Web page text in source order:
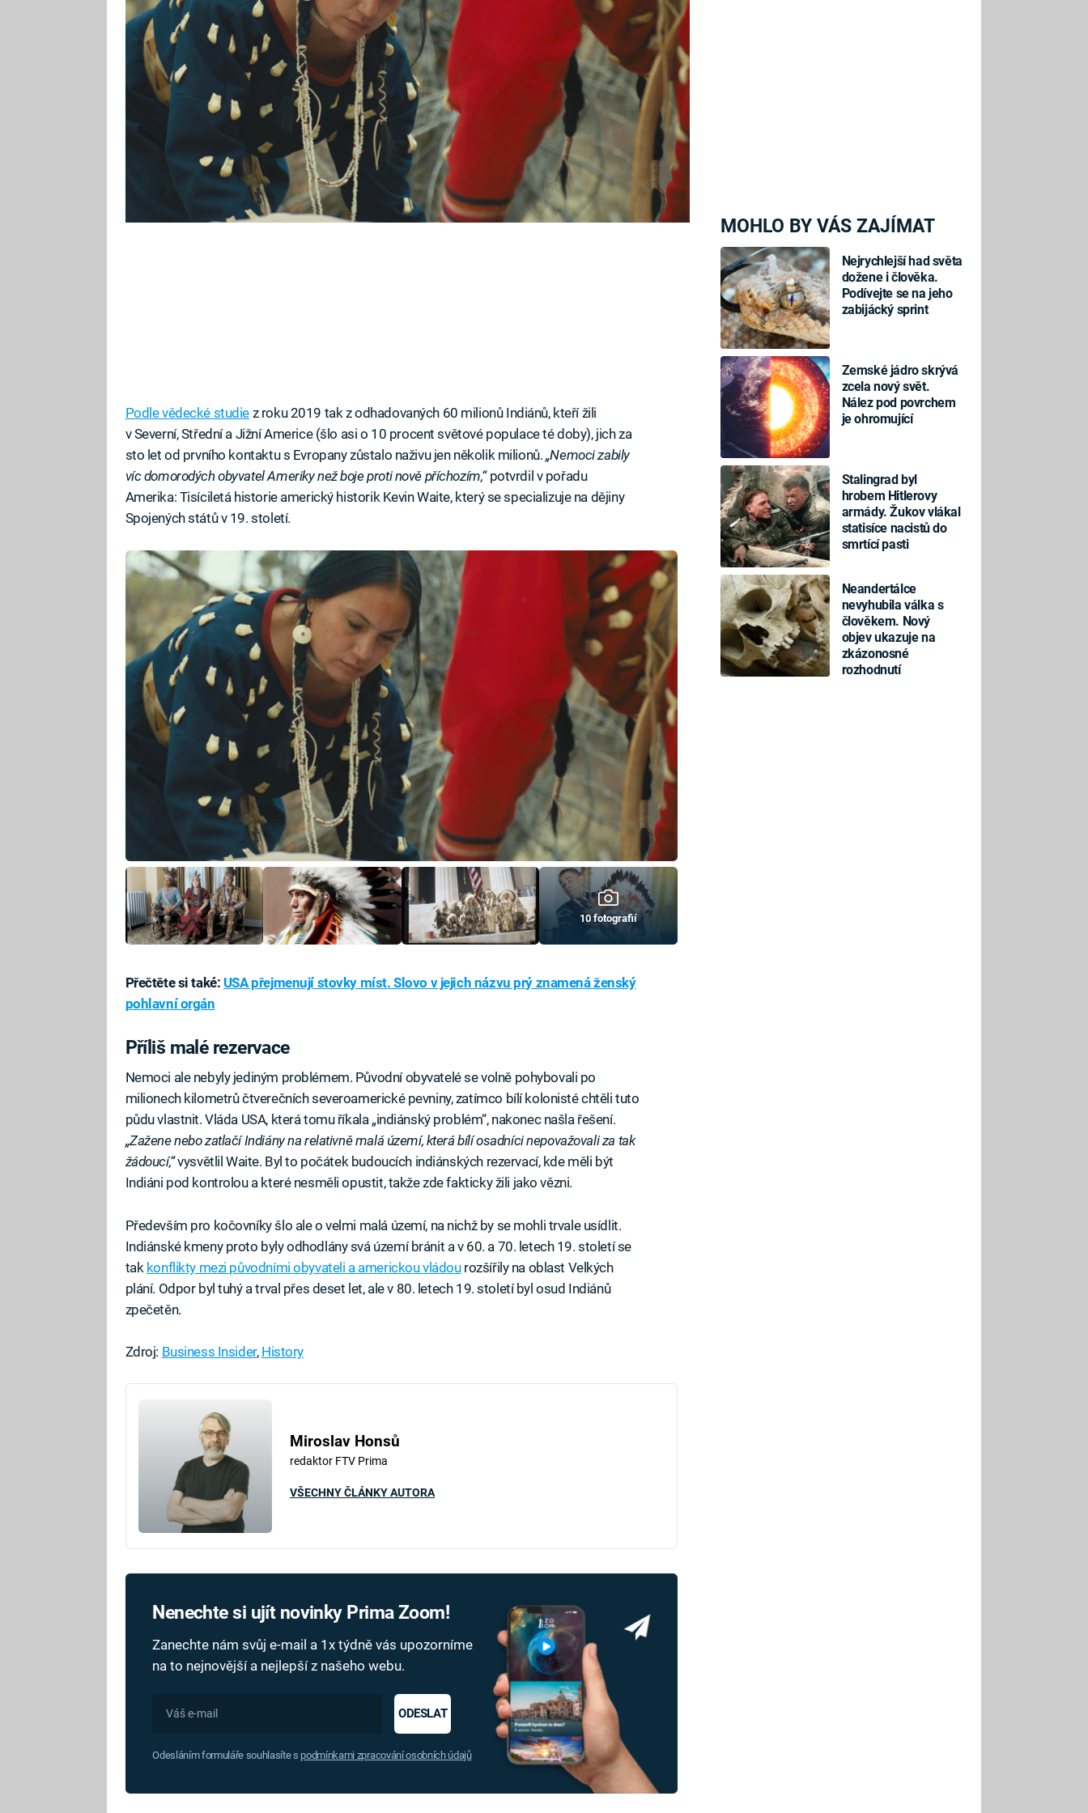
MOHLO BY VÁS ZAJÍMAT
Nejrychlejší had světa
dožene i člověka.
Podívejte se na jeho
zabijácký sprint
Zemské jádro skrývá
zcela nový svět.
Nález pod povrchem
je ohromující
Stalingrad byl
hrobem Hitlerovy
armády. Žukov vlákal
statisíce nacistů do
smrtící pasti
Neandertálce
nevyhubila válka s
člověkem. Nový
objev ukazuje na
zkázonosné
rozhodnutí
Eurasii, což mělo za následek nízkou imunitu obyvatel proti
importovaným chorobám. Nemoci jako neštovice, spalničky, chřipka nebo
cholera zabily v období od objevení Ameriky v roce 1492 do roku 1600 na
90 % indiánské populace všech Amerik. Prakticky jedinou nemocí, kterou
se naopak mohli Indiáni evropským kolonizátorům „pochlubit“, byl syfilis.
Podle vědecké studie z roku 2019 tak z odhadovaných 60 milionů Indiánů, kteří žili
v Severní, Střední a Jižní Americe (šlo asi o 10 procent světové populace té doby), jich za
sto let od prvního kontaktu s Evropany zůstalo naživu jen několik milionů. „Nemoci zabily
víc domorodých obyvatel Ameriky než boje proti nově příchozím,“potvrdil v pořadu
Amerika: Tisíciletá historie americký historik Kevin Waite, který se specializuje na dějiny
Spojených států v 19. století.
10 fotografií
Přečtěte si také: USA přejmenují stovky míst. Slovo v jejich názvu prý znamená ženský
pohlavní orgán
Příliš malé rezervace
Nemoci ale nebyly jediným problémem. Původní obyvatelé se volně pohybovali po
milionech kilometrů čtverečních severoamerické pevniny, zatímco bílí kolonisté chtěli tuto
půdu vlastnit. Vláda USA, která tomu říkala „indiánský problém“, nakonec našla řešení.
„Zažene nebo zatlačí Indiány na relativně malá území, která bílí osadníci nepovažovali za tak
žádoucí,“vysvětlil Waite. Byl to počátek budoucích indiánských rezervací, kde měli být
Indiáni pod kontrolou a které nesměli opustit, takže zde fakticky žili jako vězni.
Především pro kočovníky šlo ale o velmi malá území, na nichž by se mohli trvale usídlit.
Indiánské kmeny proto byly odhodlány svá území bránit a v 60. a 70. letech 19. století se
tak konflikty mezi původními obyvateli a americkou vládourozšířily na oblast Velkých
plání. Odpor byl tuhý a trval přes deset let, ale v 80. letech 19. století byl osud Indiánů
zpečetěn.
Zdroj: Business Insider, History
Miroslav Honsů
redaktor FTV Prima
VŠECHNY ČLÁNKY AUTORA
Nenechte si ujít novinky Prima Zoom!
Zanechte nám svůj e-mail a 1x týdně vás upozorníme
na to nejnovější a nejlepší z našeho webu.
ODESLAT
Odesláním formuláře souhlasíte s podmínkami zpracování osobních údajů